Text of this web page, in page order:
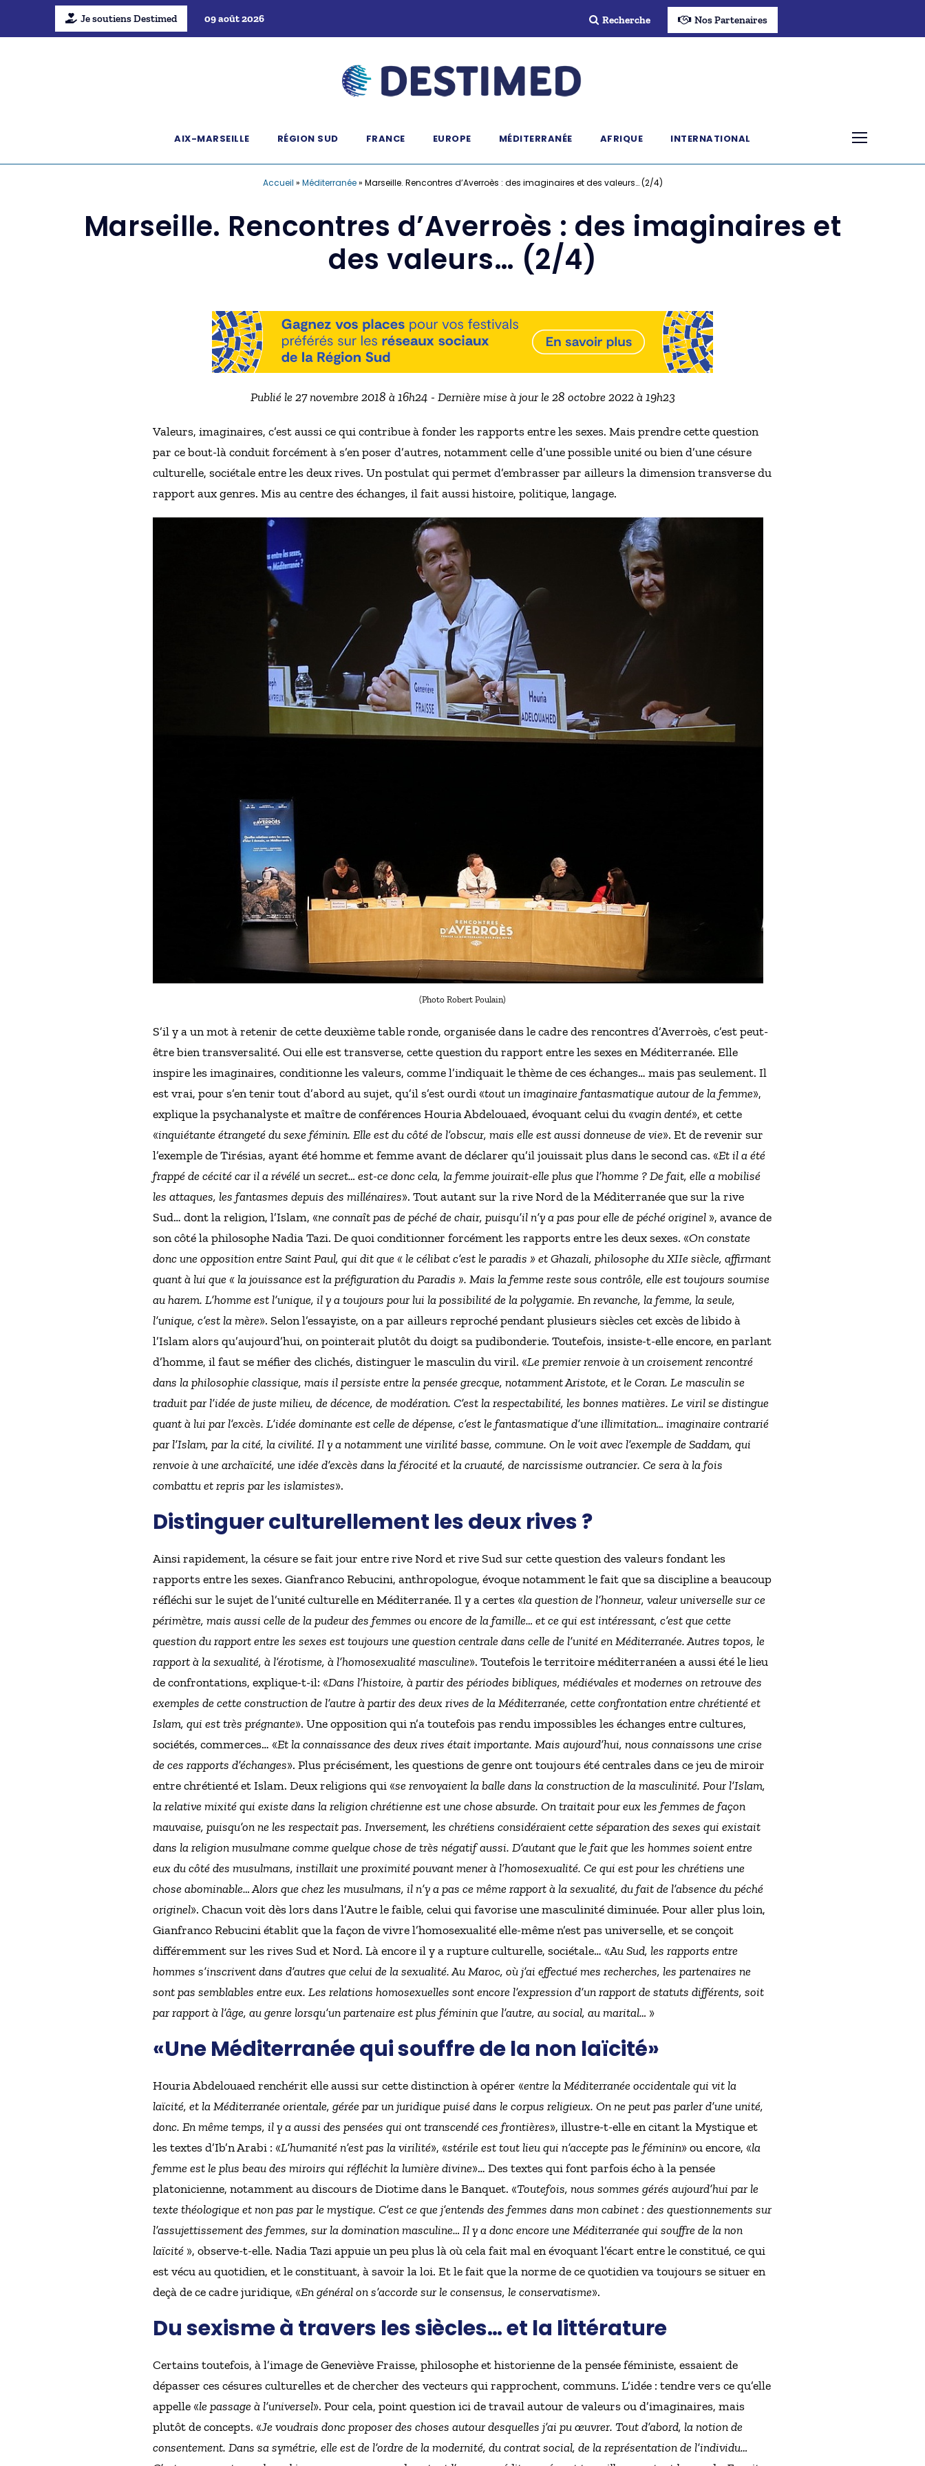
Je soutiens Destimed 09 août 2026 Recherche Nos Partenaires
AIX-MARSEILLE RÉGION SUD FRANCE EUROPE MÉDITERRANÉE AFRIQUE INTERNATIONAL
Accueil » Méditerranée» Marseille. Rencontres d’Averroès : des imaginaires et des valeurs… (2/4)
Marseille. Rencontres d’Averroès : des imaginaires et
des valeurs… (2/4)
Publié le 27 novembre 2018 à 16h24 - Dernière mise à jour le 28 octobre 2022 à 19h23
Valeurs, imaginaires, c’est aussi ce qui contribue à fonder les rapports entre les sexes. Mais prendre cette question
par ce bout-là conduit forcément à s’en poser d’autres, notamment celle d’une possible unité ou bien d’une césure
culturelle, sociétale entre les deux rives. Un postulat qui permet d’embrasser par ailleurs la dimension transverse du
rapport aux genres. Mis au centre des échanges, il fait aussi histoire, politique, langage.
(Photo Robert Poulain)
S’il y a un mot à retenir de cette deuxième table ronde, organisée dans le cadre des rencontres d’Averroès, c’est peut-
être bien transversalité. Oui elle est transverse, cette question du rapport entre les sexes en Méditerranée. Elle
inspire les imaginaires, conditionne les valeurs, comme l’indiquait le thème de ces échanges… mais pas seulement. Il
est vrai, pour s’en tenir tout d’abord au sujet, qu’il s’est ourdi «tout un imaginaire fantasmatique autour de la femme»,
explique la psychanalyste et maître de conférences Houria Abdelouaed, évoquant celui du «vagin denté», et cette
«inquiétante étrangeté du sexe féminin. Elle est du côté de l’obscur, mais elle est aussi donneuse de vie». Et de revenir sur
l’exemple de Tirésias, ayant été homme et femme avant de déclarer qu’il jouissait plus dans le second cas. «Et il a été
frappé de cécité car il a révélé un secret… est-ce donc cela, la femme jouirait-elle plus que l’homme ? De fait, elle a mobilisé
les attaques, les fantasmes depuis des millénaires». Tout autant sur la rive Nord de la Méditerranée que sur la rive
Sud… dont la religion, l’Islam, «ne connaît pas de péché de chair, puisqu’il n’y a pas pour elle de péché originel », avance de
son côté la philosophe Nadia Tazi. De quoi conditionner forcément les rapports entre les deux sexes. «On constate
donc une opposition entre Saint Paul, qui dit que « le célibat c’est le paradis » et Ghazali, philosophe du XIIe siècle, affirmant
quant à lui que « la jouissance est la préfiguration du Paradis ». Mais la femme reste sous contrôle, elle est toujours soumise
au harem. L’homme est l’unique, il y a toujours pour lui la possibilité de la polygamie. En revanche, la femme, la seule,
l’unique, c’est la mère». Selon l’essayiste, on a par ailleurs reproché pendant plusieurs siècles cet excès de libido à
l’Islam alors qu’aujourd’hui, on pointerait plutôt du doigt sa pudibonderie. Toutefois, insiste-t-elle encore, en parlant
d’homme, il faut se méfier des clichés, distinguer le masculin du viril. «Le premier renvoie à un croisement rencontré
dans la philosophie classique, mais il persiste entre la pensée grecque, notamment Aristote, et le Coran. Le masculin se
traduit par l’idée de juste milieu, de décence, de modération. C’est la respectabilité, les bonnes matières. Le viril se distingue
quant à lui par l’excès. L’idée dominante est celle de dépense, c’est le fantasmatique d’une illimitation… imaginaire contrarié
par l’Islam, par la cité, la civilité. Il y a notamment une virilité basse, commune. On le voit avec l’exemple de Saddam, qui
renvoie à une archaïcité, une idée d’excès dans la férocité et la cruauté, de narcissisme outrancier. Ce sera à la fois
combattu et repris par les islamistes».
Distinguer culturellement les deux rives ?
Ainsi rapidement, la césure se fait jour entre rive Nord et rive Sud sur cette question des valeurs fondant les
rapports entre les sexes. Gianfranco Rebucini, anthropologue, évoque notamment le fait que sa discipline a beaucoup
réfléchi sur le sujet de l’unité culturelle en Méditerranée. Il y a certes «la question de l’honneur, valeur universelle sur ce
périmètre, mais aussi celle de la pudeur des femmes ou encore de la famille… et ce qui est intéressant, c’est que cette
question du rapport entre les sexes est toujours une question centrale dans celle de l’unité en Méditerranée. Autres topos, le
rapport à la sexualité, à l’érotisme, à l’homosexualité masculine». Toutefois le territoire méditerranéen a aussi été le lieu
de confrontations, explique-t-il: «Dans l’histoire, à partir des périodes bibliques, médiévales et modernes on retrouve des
exemples de cette construction de l’autre à partir des deux rives de la Méditerranée, cette confrontation entre chrétienté et
Islam, qui est très prégnante». Une opposition qui n’a toutefois pas rendu impossibles les échanges entre cultures,
sociétés, commerces… «Et la connaissance des deux rives était importante. Mais aujourd’hui, nous connaissons une crise
de ces rapports d’échanges». Plus précisément, les questions de genre ont toujours été centrales dans ce jeu de miroir
entre chrétienté et Islam. Deux religions qui «se renvoyaient la balle dans la construction de la masculinité. Pour l’Islam,
la relative mixité qui existe dans la religion chrétienne est une chose absurde. On traitait pour eux les femmes de façon
mauvaise, puisqu’on ne les respectait pas. Inversement, les chrétiens considéraient cette séparation des sexes qui existait
dans la religion musulmane comme quelque chose de très négatif aussi. D’autant que le fait que les hommes soient entre
eux du côté des musulmans, instillait une proximité pouvant mener à l’homosexualité. Ce qui est pour les chrétiens une
chose abominable… Alors que chez les musulmans, il n’y a pas ce même rapport à la sexualité, du fait de l’absence du péché
originel». Chacun voit dès lors dans l’Autre le faible, celui qui favorise une masculinité diminuée. Pour aller plus loin,
Gianfranco Rebucini établit que la façon de vivre l’homosexualité elle-même n’est pas universelle, et se conçoit
différemment sur les rives Sud et Nord. Là encore il y a rupture culturelle, sociétale… «Au Sud, les rapports entre
hommes s’inscrivent dans d’autres que celui de la sexualité. Au Maroc, où j’ai effectué mes recherches, les partenaires ne
sont pas semblables entre eux. Les relations homosexuelles sont encore l’expression d’un rapport de statuts différents, soit
par rapport à l’âge, au genre lorsqu’un partenaire est plus féminin que l’autre, au social, au marital… »
«Une Méditerranée qui souffre de la non laïcité»
Houria Abdelouaed renchérit elle aussi sur cette distinction à opérer «entre la Méditerranée occidentale qui vit la
laïcité, et la Méditerranée orientale, gérée par un juridique puisé dans le corpus religieux. On ne peut pas parler d’une unité,
donc. En même temps, il y a aussi des pensées qui ont transcendé ces frontières», illustre-t-elle en citant la Mystique et
les textes d’Ib’n Arabi : «L’humanité n’est pas la virilité», «stérile est tout lieu qui n’accepte pas le féminin» ou encore, «la
femme est le plus beau des miroirs qui réfléchit la lumière divine»… Des textes qui font parfois écho à la pensée
platonicienne, notamment au discours de Diotime dans le Banquet. «Toutefois, nous sommes gérés aujourd’hui par le
texte théologique et non pas par le mystique. C’est ce que j’entends des femmes dans mon cabinet : des questionnements sur
l’assujettissement des femmes, sur la domination masculine… Il y a donc encore une Méditerranée qui souffre de la non
laïcité », observe-t-elle. Nadia Tazi appuie un peu plus là où cela fait mal en évoquant l’écart entre le constitué, ce qui
est vécu au quotidien, et le constituant, à savoir la loi. Et le fait que la norme de ce quotidien va toujours se situer en
deçà de ce cadre juridique, «En général on s’accorde sur le consensus, le conservatisme».
Du sexisme à travers les siècles… et la littérature
Certains toutefois, à l’image de Geneviève Fraisse, philosophe et historienne de la pensée féministe, essaient de
dépasser ces césures culturelles et de chercher des vecteurs qui rapprochent, communs. L’idée : tendre vers ce qu’elle
appelle «le passage à l’universel». Pour cela, point question ici de travail autour de valeurs ou d’imaginaires, mais
plutôt de concepts. «Je voudrais donc proposer des choses autour desquelles j’ai pu œuvrer. Tout d’abord, la notion de
consentement. Dans sa symétrie, elle est de l’ordre de la modernité, du contrat social, de la représentation de l’individu…